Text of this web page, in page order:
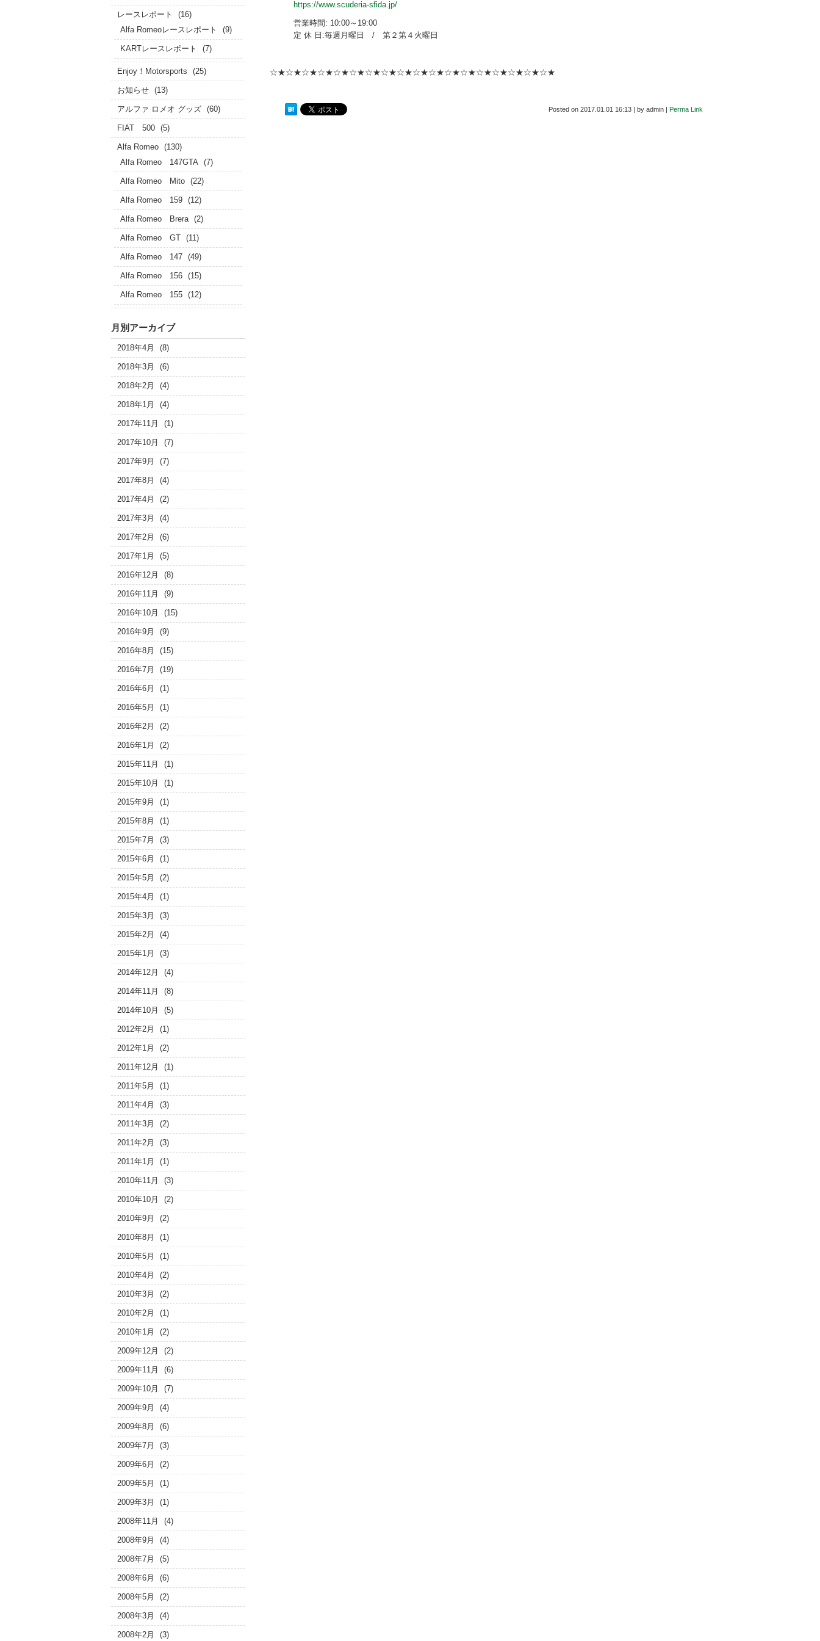
https://www.scuderia-sfida.jp/
営業時間: 10:00～19:00
定 休 日:毎週月曜日 / 第２第４火曜日
☆★☆★☆★☆★☆★☆★☆★☆★☆★☆★☆★☆★☆★☆★☆★☆★☆★☆★
Posted on 2017.01.01 16:13 | by admin | Perma Link
レースレポート
(16)
Alfa Romeoレースレポート
(9)
KARTレースレポート (7)
Enjoy！Motorsports (25)
お知らせ (13)
アルファ ロメオ グッズ (60)
FIAT 500 (5)
Alfa Romeo (130)
Alfa Romeo 147GTA (7)
Alfa Romeo Mito (22)
Alfa Romeo 159 (12)
Alfa Romeo Brera (2)
Alfa Romeo GT (11)
Alfa Romeo 147 (49)
Alfa Romeo 156 (15)
Alfa Romeo 155 (12)
月別アーカイブ
2018年4月 (8)
2018年3月 (6)
2018年2月 (4)
2018年1月 (4)
2017年11月 (1)
2017年10月 (7)
2017年9月 (7)
2017年8月 (4)
2017年4月 (2)
2017年3月 (4)
2017年2月 (6)
2017年1月 (5)
2016年12月 (8)
2016年11月 (9)
2016年10月 (15)
2016年9月 (9)
2016年8月 (15)
2016年7月 (19)
2016年6月 (1)
2016年5月 (1)
2016年2月 (2)
2016年1月 (2)
2015年11月 (1)
2015年10月 (1)
2015年9月 (1)
2015年8月 (1)
2015年7月 (3)
2015年6月 (1)
2015年5月 (2)
2015年4月 (1)
2015年3月 (3)
2015年2月 (4)
2015年1月 (3)
2014年12月 (4)
2014年11月 (8)
2014年10月 (5)
2012年2月 (1)
2012年1月 (2)
2011年12月 (1)
2011年5月 (1)
2011年4月 (3)
2011年3月 (2)
2011年2月 (3)
2011年1月 (1)
2010年11月 (3)
2010年10月 (2)
2010年9月 (2)
2010年8月 (1)
2010年5月 (1)
2010年4月 (2)
2010年3月 (2)
2010年2月 (1)
2010年1月 (2)
2009年12月 (2)
2009年11月 (6)
2009年10月 (7)
2009年9月 (4)
2009年8月 (6)
2009年7月 (3)
2009年6月 (2)
2009年5月 (1)
2009年3月 (1)
2008年11月 (4)
2008年9月 (4)
2008年7月 (5)
2008年6月 (6)
2008年5月 (2)
2008年3月 (4)
2008年2月 (3)